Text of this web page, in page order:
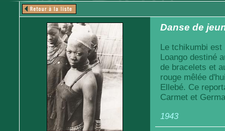
Danse de
Le tchikumbi est
Loango destiné
de bracelets et
rouge mêlée
Ellebé. Ce
Carmet et
1943